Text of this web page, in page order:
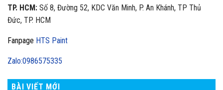
TP. HCM: Số 8, Đường 52, KDC Văn Minh, P. An Khánh, TP Thủ
Đức, TP. HCM
Fanpage HTS Paint
Zalo:0986575335
BÀI VIẾT MỚI